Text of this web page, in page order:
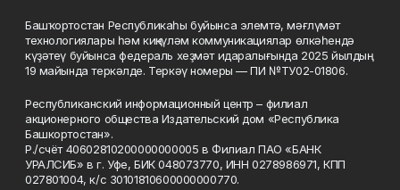
Башҡортостан Республикаһы буйынса элемтә, мәғлүмәт
технологиялары һәм киңкүләм коммуникациялар өлкәһендә
күҙәтеү буйынса федераль хеҙмәт идаралығында 2025 йылдың
19 майында теркәлде. Теркәү номеры — ПИ №ТУ02-01806.
Республиканский информационный центр – филиал
акционерного общества Издательский дом «Республика
Башкортостан».
Р./счёт 40602810200000000005 в Филиал ПАО «БАНК
УРАЛСИБ» в г. Уфе, БИК 048073770, ИНН 0278986971, КПП
027801004, к/с 30101810600000000770.